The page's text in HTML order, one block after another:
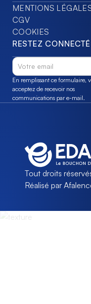
MENTIONS
CGV
COOKIES
RESTEZ CONNECTÉ
En remplissant ce formulaire,
acceptez de recevoir nos
communications par e-mail.
Tout droits
Réalisé par